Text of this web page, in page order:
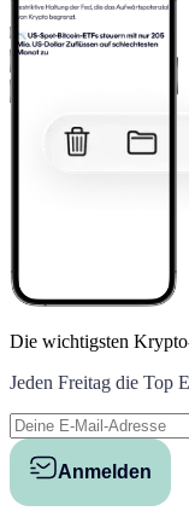
Die wichtigsten
Jeden Freitag die Top
Anmelden